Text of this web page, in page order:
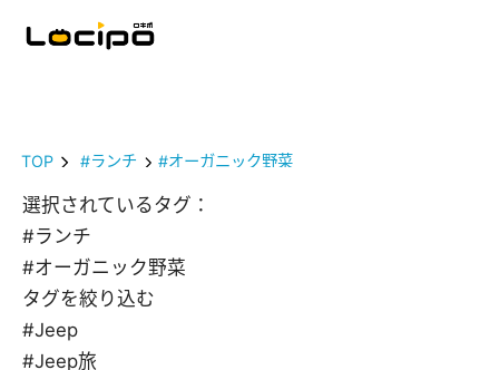
TOP #ランチ #オーガニック野菜
選択されているタグ：
#ランチ
#オーガニック野菜
タグを絞り込む
#Jeep
#Jeep旅